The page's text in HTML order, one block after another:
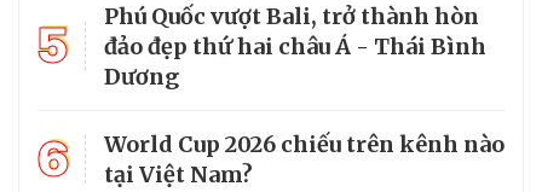
5
Phú Quốc vượt Bali, trở thành hòn
đảo đẹp thứ hai châu Á - Thái Bình
Dương
6
World Cup 2026 chiếu trên kênh nào
tại Việt Nam?